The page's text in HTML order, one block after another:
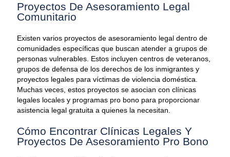
Proyectos De Asesoramiento Legal
Comunitario
Existen varios proyectos de asesoramiento legal dentro de
comunidades específicas que buscan atender a grupos de
personas vulnerables. Estos incluyen centros de veteranos,
grupos de defensa de los derechos de los inmigrantes y
proyectos legales para víctimas de violencia doméstica.
Muchas veces, estos proyectos se asocian con clínicas
legales locales y programas pro bono para proporcionar
asistencia legal gratuita a quienes la necesitan.
Cómo Encontrar Clínicas Legales Y
Proyectos De Asesoramiento Pro Bono